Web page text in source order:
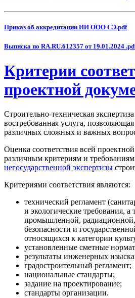
Приказ об аккредитации ИИ ООО СЭ.pdf
Выписка по RA.RU.612357 от 19.01.2024
Критерии
проектной
Строительно-техническая
востребованная услуга,
различных сложных и важных
Оценка соответствия всей
различным критериям и
негосударственной экспертизы
Критериями соответствия являются:
технический регламент
и экологические требования, а
промышленной,
безопасности и
относящихся к категории
установленные сметные
результаты инженерных
градостроительный регламент;
национальные стандарты;
задание на проектирование;
стандарты организации.